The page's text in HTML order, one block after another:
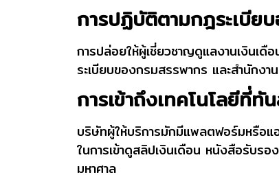
การปฏิบัติตามกฎระเบีย
การปล่อยให้ผู้เชี่ยวชาญดูแลงานเงินเ
ระเบียบของกรมสรรพากร และสำนักง
การเข้าถึงเทคโนโลยี
บริษัทผู้ให้บริการมักมีแพลตฟอร์มหรือแ
ในการเข้าดูสลิปเงินเดือน หนังสือรับ
มหาศาล